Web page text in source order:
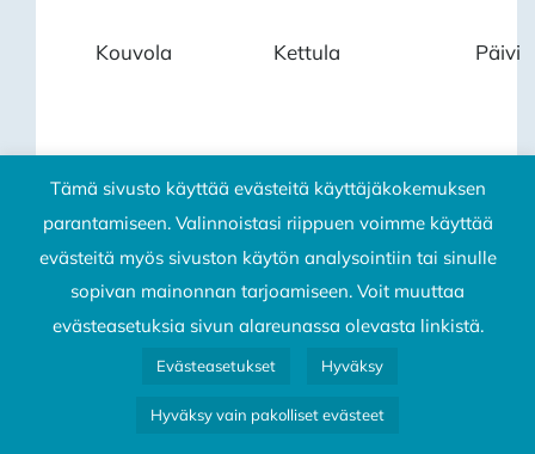
Kouvola Kettula Päivi
Helsinki
Vantaa
Kirjavainen Mirka
Tämä sivusto käyttää evästeitä käyttäjäkokemuksen
parantamiseen. Valinnoistasi riippuen voimme käyttää
evästeitä myös sivuston käytön analysointiin tai sinulle
sopivan mainonnan tarjoamiseen. Voit muuttaa
evästeasetuksia sivun alareunassa olevasta linkistä.
Evästeasetukset Hyväksy
Hyväksy vain pakolliset evästeet